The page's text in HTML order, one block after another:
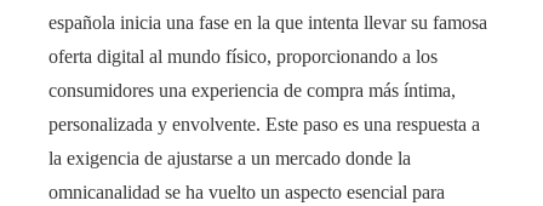
española inicia una fase en la que intenta llevar su famosa
oferta digital al mundo físico, proporcionando a los
consumidores una experiencia de compra más íntima,
personalizada y envolvente. Este paso es una respuesta a
la exigencia de ajustarse a un mercado donde la
omnicanalidad se ha vuelto un aspecto esencial para